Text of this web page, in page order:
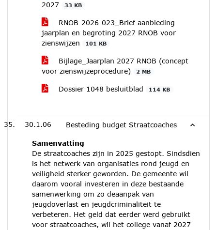
2027
33 KB
RNOB-2026-023_Brief aanbieding
jaarplan en begroting 2027 RNOB voor
zienswijzen
101 KB
Bijlage_Jaarplan 2027 RNOB (concept
voor zienswijzeprocedure)
2 MB
Dossier 1048 besluitblad 114 KB
30.1.06 Besteding budget Straatcoaches
Samenvatting
De straatcoaches zijn in 2025 gestopt. Sindsdien
is het netwerk van organisaties rond jeugd en
veiligheid sterker geworden. De gemeente wil
daarom vooral investeren in deze bestaande
samenwerking om zo deaanpak van
jeugdoverlast en jeugdcriminaliteit te
verbeteren. Het geld dat eerder werd gebruikt
voor straatcoaches, wil het college vanaf 2027